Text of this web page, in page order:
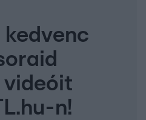
kedvenc
videóit
n!